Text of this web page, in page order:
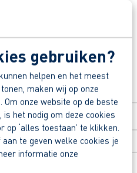
gebruiken?
helpen en het meest
maken wij op onze
onze website op de beste
het nodig om deze cookies
op ‘alles toestaan’ te klikken.
te geven welke cookies je
informatie onze
met een 9+.
van € 1.000,00 voor een
App, bel of mail dan